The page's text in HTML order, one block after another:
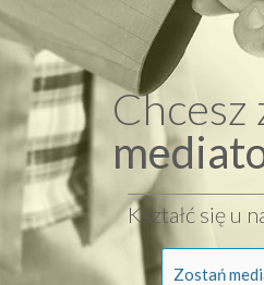
Chcesz
Kształć się u
Zostań